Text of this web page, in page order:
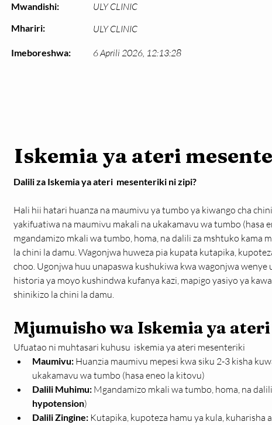
Mwandishi:
Mhariri:
Imeboreshwa:
ULY CLINIC
ULY CLINIC
6 Aprili 2026, 12:13:28
Iskemia ya ateri
Dalili za Iskemia ya ateri  mesenteriki ni zipi?
Hali hii hatari huanza na maumivu ya tumbo ya kiwango cha
yakifuatiwa na maumivu makali na ukakamavu wa tumbo (hasa
mgandamizo mkali wa tumbo, homa, na dalili za mshtuko kama
la chini la damu. Wagonjwa huweza pia kupata kutapika,
choo. Ugonjwa huu unapaswa kushukiwa kwa wagonjwa wenye
historia ya moyo kushindwa kufanya kazi, mapigo yasiyo ya
shinikizo la chini la damu.
Mjumuisho wa Iskemia ya
Ufuatao ni muhtasari kuhusu  iskemia ya ateri mesenteriki
Maumivu: Huanzia maumivu mepesi kwa siku 2-3 kisha
ukakamavu wa tumbo (hasa eneo la kitovu)
Dalili Muhimu: Mgandamizo mkali wa tumbo, homa, na
hypotension)
Dalili Zingine: Kutapika, kupoteza hamu ya kula, kuharisha